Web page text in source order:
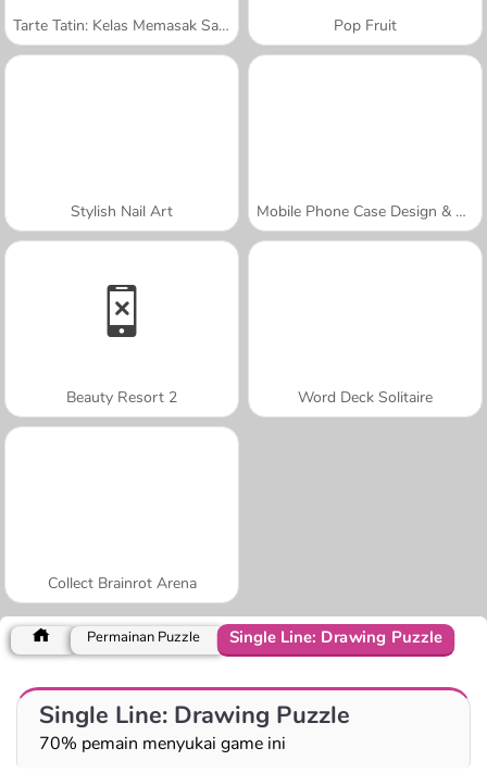
Tarte Tatin: Kelas Memasak Sara Pop Fruit
Stylish Nail Art Mobile Phone Case Design & DIY
Beauty Resort 2 Word Deck Solitaire
Collect Brainrot Arena
Permainan Puzzle Single Line: Drawing Puzzle
Single Line: Drawing Puzzle
70% pemain menyukai game ini